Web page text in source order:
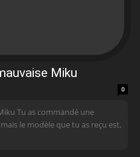
Miku
0
Tu as commandé une
le modèle que tu as reçu est,